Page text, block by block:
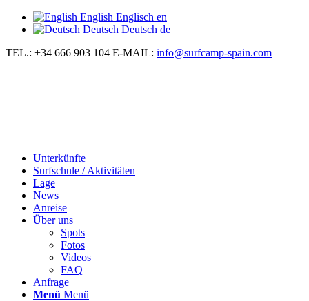
English Englisch en
Deutsch Deutsch de
TEL.: +34 666 903 104 E-MAIL: info@surfcamp-spain.com
Unterkünfte
Surfschule / Aktivitäten
Lage
News
Anreise
Über uns
Spots
Fotos
Videos
FAQ
Anfrage
Menü Menü